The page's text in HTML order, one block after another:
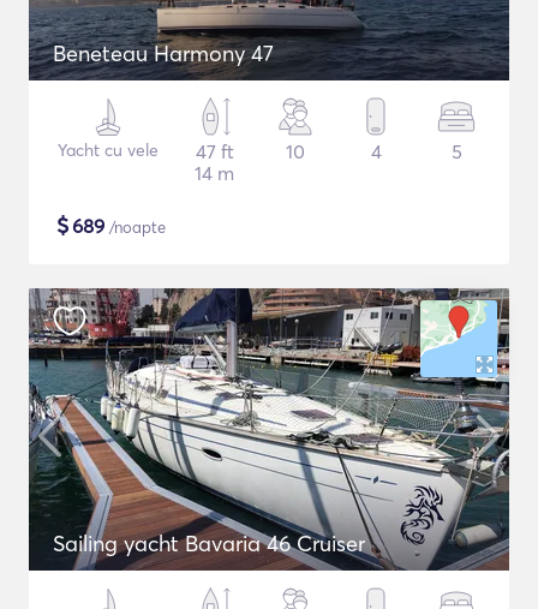
Beneteau Harmony 47
Yacht cu vele
47 ft
14 m
10 4 5
$689 /noapte
Sailing yacht Bavaria 46 Cruiser